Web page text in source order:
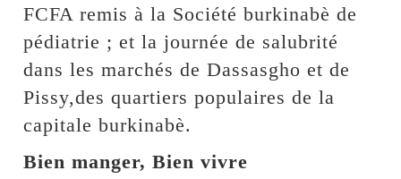
FCFA remis à la Société burkinabè de
pédiatrie ; et la journée de salubrité
dans les marchés de Dassasgho et de
Pissy,des quartiers populaires de la
capitale burkinabè.
Bien manger, Bien vivre